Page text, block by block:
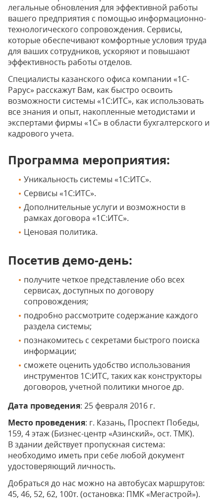
легальные обновления для эффективной работы
вашего предприятия с помощью информационно-
технологического сопровождения. Сервисы,
которые обеспечивают комфортные условия труда
для ваших сотрудников, ускоряют и повышают
эффективность работы отделов.
Специалисты казанского офиса компании «1С-
Рарус» расскажут Вам, как быстро освоить
возможности системы «1С:ИТС», как использовать
все знания и опыт, накопленные методистами и
экспертами фирмы «1С» в области бухгалтерского и
кадрового учета.
Программа мероприятия:
Уникальность системы «1С:ИТС».
Сервисы «1С:ИТС».
Дополнительные услуги и возможности в
рамках договора «1С:ИТС».
Ценовая политика.
Посетив демо-день:
получите четкое представление обо всех
сервисах, доступных по договору
сопровождения;
подробно рассмотрите содержание каждого
раздела системы;
познакомитесь с секретами быстрого поиска
информации;
сможете оценить удобство использования
инструментов 1С:ИТС, таких как конструкторы
договоров, учетной политики многое др.
Дата проведения: 25 февраля 2016 г.
Место проведения: г. Казань, Проспект Победы,
159, 4 этаж (Бизнес-центр «Азинский», ост. ТМК).
В здании действует пропускная система:
необходимо иметь при себе любой документ
удостоверяющий личность.
Добраться до нас можно на автобусах маршрутов:
45, 46, 52, 62, 100т. (остановка: ПМК «Мегастрой»).